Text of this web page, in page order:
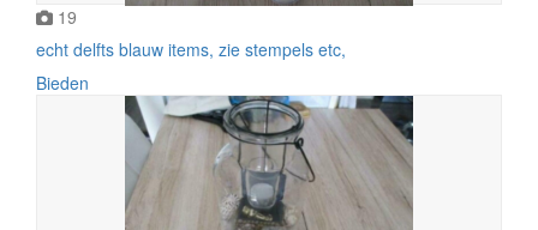
19
echt delfts blauw items, zie stempels etc,
Bieden